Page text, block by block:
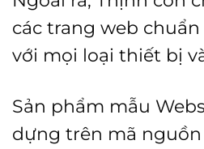
các trang web chuẩn
với mọi loại thiết bị
Sản phẩm mẫu
dựng trên mã nguồn